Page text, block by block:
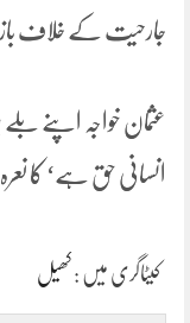
جارحیت کے خلاف بازو
عثمان خواجہ اپنے
انسانی حق ہے‘ کا
کیٹاگری میں : کھیل